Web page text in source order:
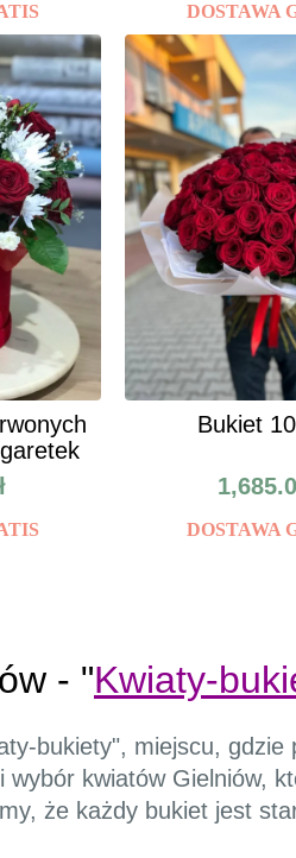
DOSTAWA
Bukiet
DOSTAWA
- "Kwiaty-
bukiety", miejscu,
kwiatów Gielniów,
że każdy bukiet jest